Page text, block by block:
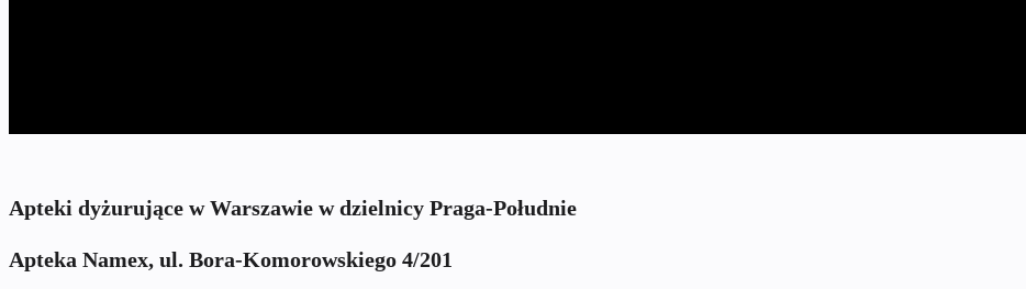
Apteki dyżurujące w Warszawie w dzielnicy Praga-Południe
Apteka Namex, ul. Bora-Komorowskiego 4/201